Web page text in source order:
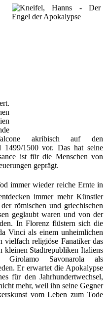
akribisch auf den
1499/1500 vor. Das hat seine
ist für die Menschen von
geprägt.
immer wieder reiche Ernte in
immer mehr Künstler
römischen und griechischen
geglaubt waren und von der
In Florenz flüstern sich die
Vinci als einem unheimlichen
religiöse Fanatiker das
kleinen Stadtrepubliken Italiens
Girolamo Savonarola als
Er erwartet die Apokalypse
für den Jahrhundertwechsel,
mehr, weil ihn seine Gegner
vom Leben zum Tode